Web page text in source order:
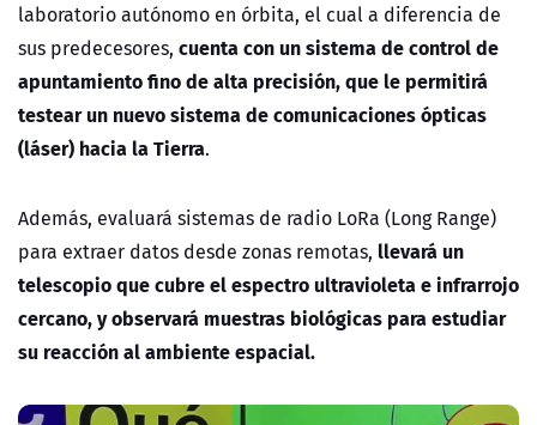
laboratorio autónomo en órbita, el cual a diferencia de
sus predecesores, cuenta con un sistema de control de
apuntamiento fino de alta precisión, que le permitirá
testear un nuevo sistema de comunicaciones ópticas
(láser) hacia la Tierra.
Además, evaluará sistemas de radio LoRa (Long Range)
para extraer datos desde zonas remotas, llevará un
telescopio que cubre el espectro ultravioleta e infrarrojo
cercano, y observará muestras biológicas para estudiar
su reacción al ambiente espacial.